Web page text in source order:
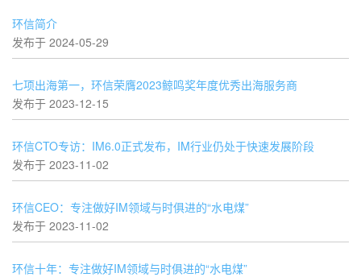
环信简介
发布于 2024-05-29
七项出海第一，环信荣膺2023鲸鸣奖年度优秀出海服务商
发布于 2023-12-15
环信CTO专访：IM6.0正式发布，IM行业仍处于快速发展阶段
发布于 2023-11-02
环信CEO：专注做好IM领域与时俱进的“水电煤”
发布于 2023-11-02
环信十年：专注做好IM领域与时俱进的“水电煤”